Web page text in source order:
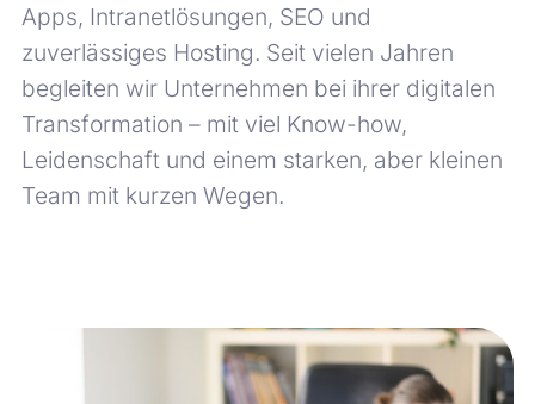
Apps, Intranetlösungen, SEO und
zuverlässiges Hosting. Seit vielen Jahren
begleiten wir Unternehmen bei ihrer digitalen
Transformation – mit viel Know-how,
Leidenschaft und einem starken, aber kleinen
Team mit kurzen Wegen.